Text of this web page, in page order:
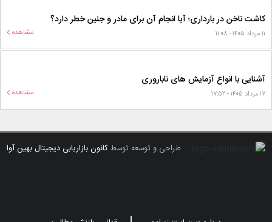
۱۲ مرداد ۱۴۰۵ - ۱۴:۱۶ مشاهده